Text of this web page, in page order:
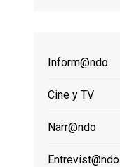
Inform@ndo
Cine y TV
Narr@ndo
Entrevist@ndo